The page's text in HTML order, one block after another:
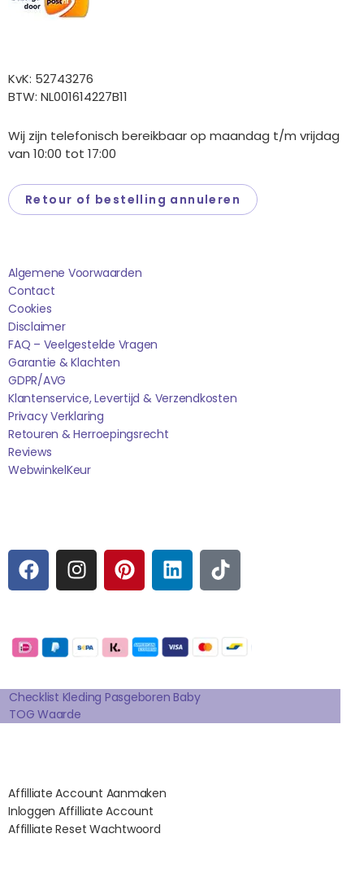
KvK: 52743276
BTW: NL001614227B11
Wij zijn telefonisch bereikbaar op maandag t/m vrijdag
van 10:00 tot 17:00
Retour of bestelling annuleren
Algemene Voorwaarden
Contact
Cookies
Disclaimer
FAQ – Veelgestelde Vragen
Garantie & Klachten
GDPR/AVG
Klantenservice, Levertijd & Verzendkosten
Privacy Verklaring
Retouren & Herroepingsrecht
Reviews
WebwinkelKEur
F
A
C
B
O
K
I
N
S
A
A
M
P
I
N
E
R
S
T
L
I
N
E
D
N
T
I
K
O
K
Checklist Kleding Pasgeboren Baby
TOG Waarde
Affilliate Account Aanmaken
Inloggen Affilliate Account
Affilliate Reset Wachtwoord